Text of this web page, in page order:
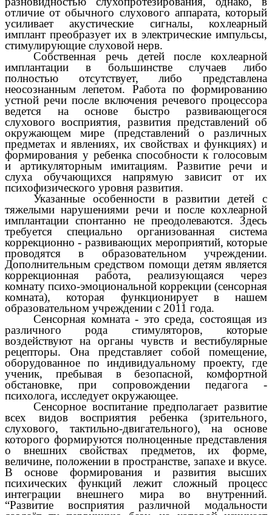
отличие от обычного слухового аппарата, который
усиливает акустические сигналы, кохлеарный
имплант преобразует их в электрические импульсы,
стимулирующие слуховой нерв.
Собственная речь детей после кохлеарной
имплантации в большинстве случаев либо
полностью отсутствует, либо представлена
неосознанным лепетом. Работа по формированию
устной речи после включения речевого процессора
ведется на основе быстро развивающегося
слухового восприятия, развития представлений об
окружающем мире (представлений о различных
предметах и явлениях, их свойствах и функциях) и
формирования у ребенка способности к голосовым
и артикуляторным имитациям. Развитие речи и
слуха обучающихся напрямую зависит от их
психофизического уровня развития.
Указанные особенности в развитии детей с
тяжелыми нарушениями речи и после кохлеарной
имплантации спонтанно не преодолеваются. Здесь
требуется специально организованная система
коррекционно - развивающих мероприятий, которые
проводятся в образовательном учреждении.
Дополнительным средством помощи детям является
коррекционная работа, реализующаяся через
комнату психо-эмоциональной коррекции (сенсорная
комната), которая функционирует в нашем
образовательном учреждении с 2011 года.
Сенсорная комната - это среда, состоящая из
различного рода стимуляторов, которые
воздействуют на органы чувств и вестибулярные
рецепторы. Она представляет собой помещение,
оборудованное по индивидуальному проекту, где
ученик, пребывая в безопасной, комфортной
обстановке, при сопровождении педагога -
психолога, исследует окружающее.
Сенсорное воспитание предполагает развитие
всех видов восприятия ребенка (зрительного,
слухового, тактильно-двигательного), на основе
которого формируются полноценные представления
о внешних свойствах предметов, их форме,
величине, положении в пространстве, запахе и вкусе.
В основе формирования и развития высших
психических функций лежит сложный процесс
интеграции внешнего мира во внутренний.
“Развитие восприятия различной модальности